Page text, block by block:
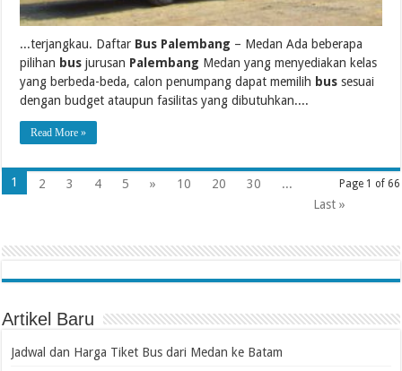
...terjangkau. Daftar Bus Palembang – Medan Ada beberapa
pilihan bus jurusan Palembang Medan yang menyediakan kelas
yang berbeda-beda, calon penumpang dapat memilih bus sesuai
dengan budget ataupun fasilitas yang dibutuhkan....
Read More »
Page 1 of 66
1 2 3 4 5 » 10 20 30
...
Last »
Artikel Baru
Jadwal dan Harga Tiket Bus dari Medan ke Batam